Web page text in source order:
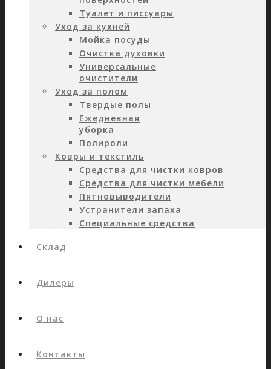
Туалет и писсуары
Уход за кухней
Мойка посуды
Очистка духовки
Универсальные
очистители
Уход за полом
Твердые полы
Ежедневная
уборка
Полироли
Ковры и текстиль
Средства для чистки ковров
Средства для чистки мебели
Пятновыводители
Устранители запаха
Специальные средства
Склад
Дилеры
О нас
Контакты